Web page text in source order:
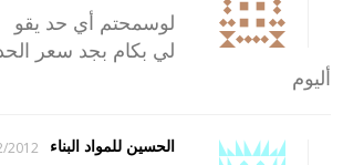
لوسمحتم أي حد يقو
لي بكام بجد سعر
أليوم
الحسين للمواد البناء 13:52